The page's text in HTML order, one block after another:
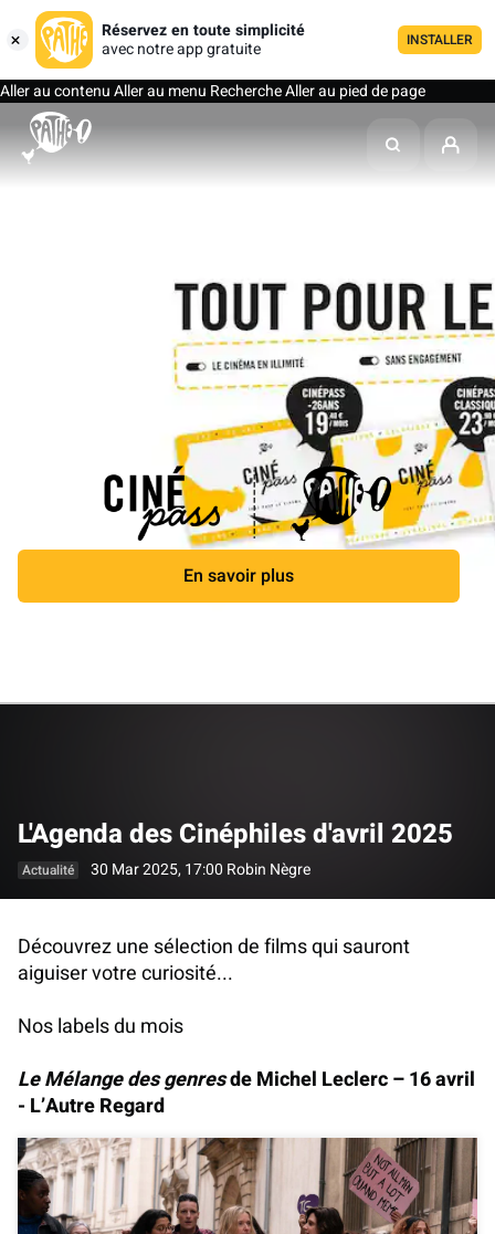
Réservez en toute simplicité
avec notre app gratuite
INSTALLER
Aller au contenuAller au menu RechercheAller au pied de page
En savoir plus
L'Agenda des Cinéphiles d'avril 2025
Actualité 30 Mar 2025, 17:00 Robin Nègre
Découvrez une sélection de films qui sauront
aiguiser votre curiosité...
Nos labels du mois
Le Mélange des genresde Michel Leclerc – 16 avril
- L’Autre Regard